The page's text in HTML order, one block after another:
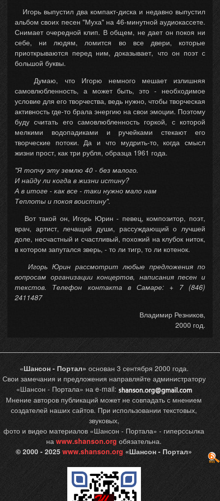
Игорь выпустил два компакт-диска и недавно выпустил
альбом своих песен "Муха" на 46-минутной аудиокассете.
Снимает очередной клип. В общем, не дает он покоя ни
себе, ни людям, ломится во все двери, которые
приоткрываются перед ним, доказывает, что он поэт с
большой буквы.
Думаю, что Игорю немного мешает излишняя
самовлюбленность, а может быть, это - необходимое
условие для его творчества, ведь нужно, чтобы творческая
активность где-то брала энергию на свои эмоции. Поэтому
буду считать его самовлюбленность горкой, с которой
мелкими водопадиками и ручейками стекают его
творческие потоки. Да и что мудрить-то, когда смысл
жизни прост, как три рубля, образца 1961 года.
"Я топчу эту землю 40 - без малого.
И найду ли когда в жизни истину?
А в итоге - как все - таки нужно мало нам
Теплоты и покоя воистину".
Вот такой он, Игорь Юрин - певец, композитор, поэт,
врач, артист, лечащий души, рассуждающий о лучшей
доле, несчастный и счастливый, похожий на клубок ниток,
в котором запутался зверь, - то ли тигр, то ли котенок.
Игорь Юрин рассмотрит любые предложения по
вопросам организации концертов, написания песен и
текстов. Телефон контакта в Самаре: + 7 (846)
2411487
Владимир Резников,
2000 год.
«Шансон - Портал» основан 3 сентября 2000 года.
Свои замечания и предложения направляйте администратору
«Шансон - Портала» на e-mail:
Мнение авторов публикаций может не совпадать с мнением
создателей наших сайтов. При использовании текстовых,
звуковых,
фото и видео материалов «Шансон - Портала» - гиперссылка
на www.shanson.org обязательна.
© 2000 - 2025 www.shanson.org «Шансон - Портал»